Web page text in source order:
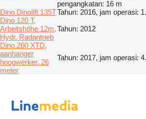
pengangkatan: 16 m
Dino Dinolift 135TTahun: 2016, jam operasi:
Dino 120 T,
Arbeitshöhe 12m,
Hydr. Radantrieb
Tahun: 2012
Dino 260 XTD,
aanhanger
hoogwerker, 26
meter
Tahun: 2017, jam operasi: